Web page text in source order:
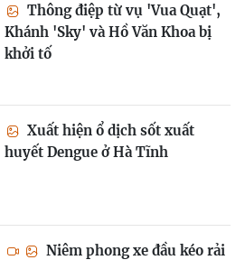
Thông điệp từ vụ 'Vua Quạt',
Khánh 'Sky' và Hồ Văn Khoa bị
khởi tố
Xuất hiện ổ dịch sốt xuất
huyết Dengue ở Hà Tĩnh
Niêm phong xe đầu kéo rải